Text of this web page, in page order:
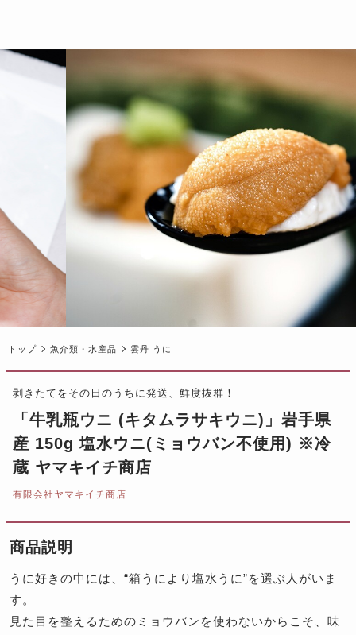
トップ 魚介類・水産品 雲丹 うに
剥きたてをその日のうちに発送、鮮度抜群！
「牛乳瓶ウニ (キタムラサキウニ)」岩手県
産 150g 塩水ウニ(ミョウバン不使用) ※冷
蔵 ヤマキイチ商店
有限会社ヤマキイチ商店
商品説明
うに好きの中には、“箱うにより塩水うに”を選ぶ人がいま
す。
見た目を整えるためのミョウバンを使わないからこそ、味